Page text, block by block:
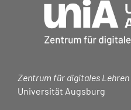
Zentrum für digitales Lehren
Universität Augsburg